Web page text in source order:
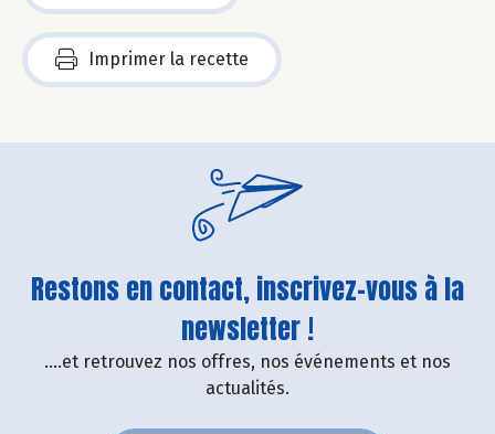
Imprimer la recette
Restons en contact, inscrivez-vous à la
newsletter !
....et retrouvez nos offres, nos événements et nos
actualités.